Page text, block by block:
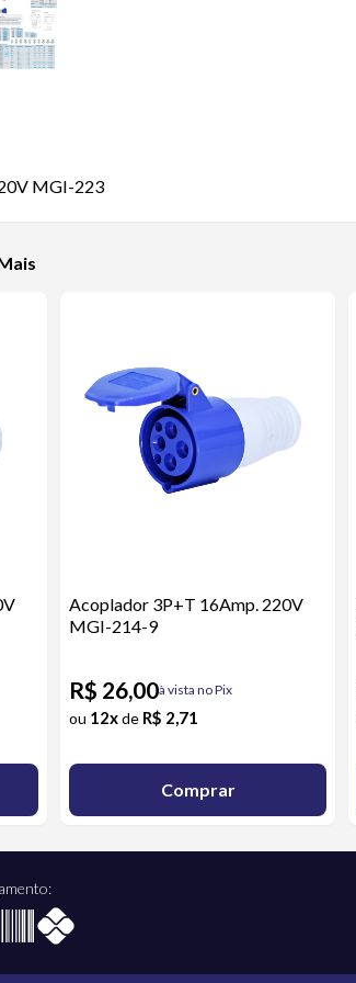
MGI-223
Acoplador 3P+T 16Amp. 220V
MGI-214-9
R$ 26,00à vista no Pix
ou 12xde R$ 2,71
Comprar